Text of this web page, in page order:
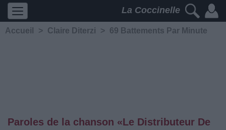
La Coccinelle
Accueil > Claire Diterzi > 69 Battements Par Minute
Paroles de la chanson «Le Distributeur De